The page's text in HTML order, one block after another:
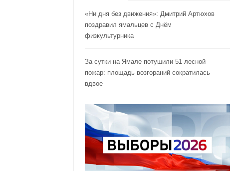
«Ни дня без движения»: Дмитрий Артюхов
поздравил ямальцев с Днём
физкультурника
За сутки на Ямале потушили 51 лесной
пожар: площадь возгораний сократилась
вдвое